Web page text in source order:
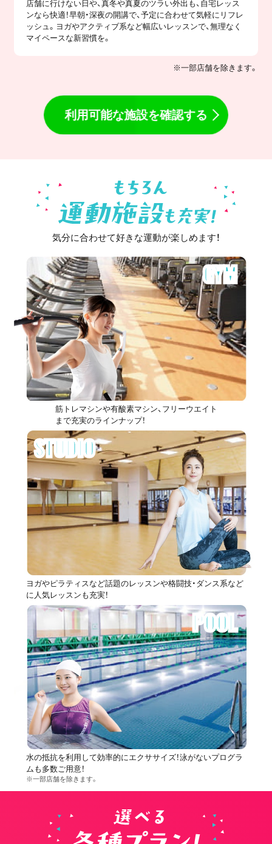
店舗に行けない日や、真冬や真夏のツラい外出も、自宅レッス
ンなら快適！早朝・深夜の開講で、予定に合わせて気軽にリフレ
ッシュ。ヨガやアクティブ系など幅広いレッスンで、無理なく
マイペースな新習慣を。
※一部店舗を除きます。
利用可能な施設を確認する
気分に合わせて好きな運動が楽しめます！
GYM
筋トレマシンや有酸素マシン、フリーウエイト
まで充実のラインナップ！
STUDIO
ヨガやピラティスなど話題のレッスンや格闘技・ダンス系など
に人気レッスンも充実！
POOL
水の抵抗を利用して効率的にエクササイズ！泳がないプログラ
ムも多数ご用意！
※一部店舗を除きます。